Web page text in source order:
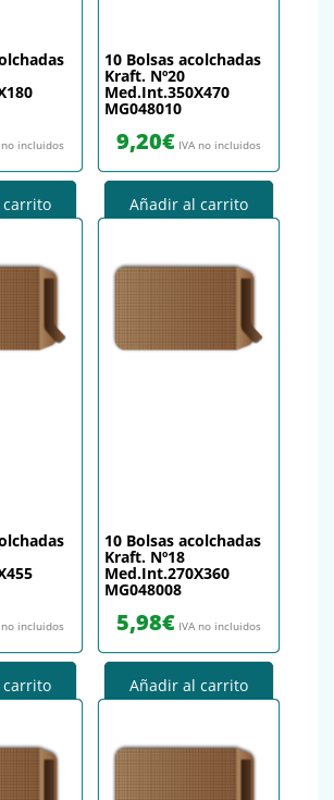
no incluidos
10 Bolsas acolchadas
Kraft. Nº20
Med.Int.350X470
MG048010
9,20€ IVA no incluidos
Añadir al carrito
no incluidos
10 Bolsas acolchadas
Kraft. Nº18
Med.Int.270X360
MG048008
5,98€ IVA no incluidos
Añadir al carrito